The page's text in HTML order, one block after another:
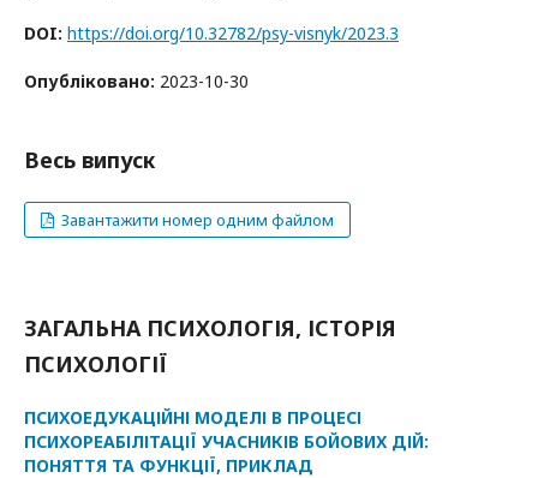
DOI: https://doi.org/10.32782/psy-visnyk/2023.3
Опубліковано: 2023-10-30
Весь випуск
Завантажити номер одним файлом
ЗАГАЛЬНА ПСИХОЛОГІЯ, ІСТОРІЯ
ПСИХОЛОГІЇ
ПСИХОЕДУКАЦІЙНІ МОДЕЛІ В ПРОЦЕСІ
ПСИХОРЕАБІЛІТАЦІЇ УЧАСНИКІВ БОЙОВИХ ДІЙ:
ПОНЯТТЯ ТА ФУНКЦІЇ, ПРИКЛАД